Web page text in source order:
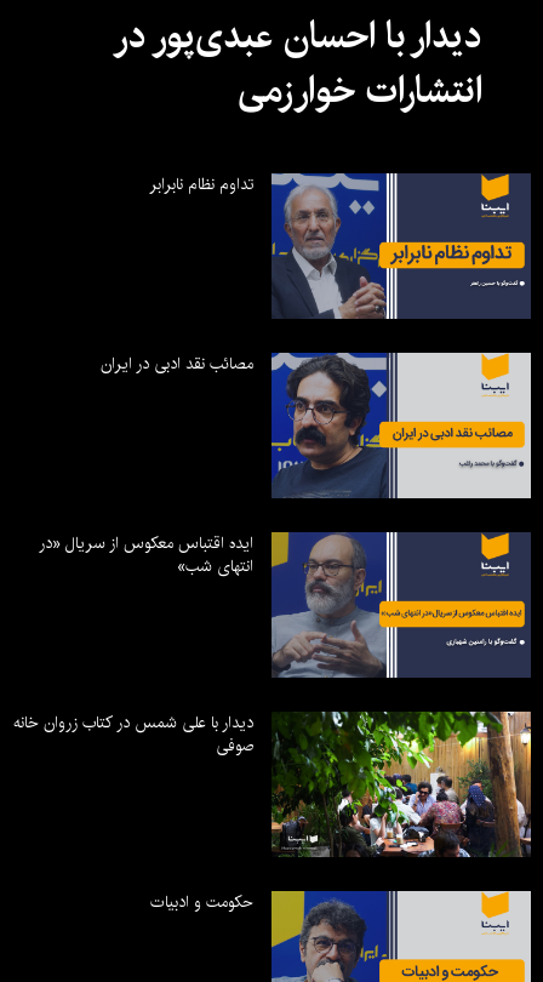
دیدار با احسان عبدی‌پور در
انتشارات خوارزمی
تداوم نظام نابرابر
مصائب نقد ادبی در ایران
ایده اقتباس معکوس از سریال «در
انتهای شب»
دیدار با علی شمس در کتاب زروان خانه
صوفی
حکومت و ادبیات